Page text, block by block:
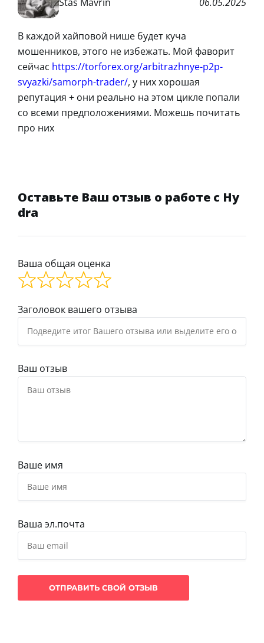
В каждой хайповой нише будет куча
мошенников, этого не избежать. Мой фаворит
сейчас https://torforex.org/arbitrazhnye-p2p-
svyazki/samorph-trader/, у них хорошая
репутация + они реально на этом цикле попали
со всеми предположениями. Можешь почитать
про них
Оставьте Ваш отзыв о работе с Hy
dra
Ваша общая оценка
Заголовок вашего отзыва
Ваш отзыв
Ваше имя
Ваша эл.почта